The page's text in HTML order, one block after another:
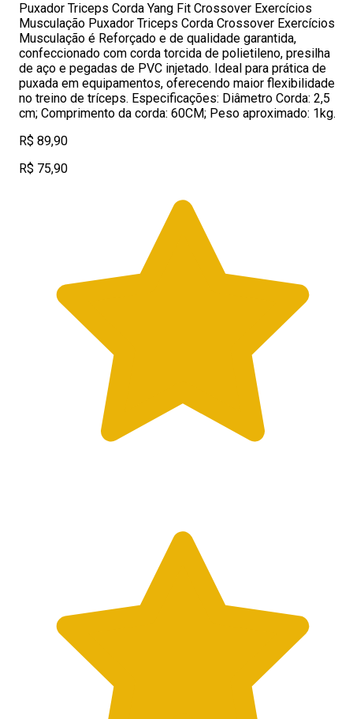
Puxador Triceps Corda Yang Fit Crossover Exercícios
Musculação Puxador Triceps Corda Crossover Exercícios
Musculação é Reforçado e de qualidade garantida,
confeccionado com corda torcida de polietileno, presilha
de aço e pegadas de PVC injetado. Ideal para prática de
puxada em equipamentos, oferecendo maior flexibilidade
no treino de tríceps. Especificações: Diâmetro Corda: 2,5
cm; Comprimento da corda: 60CM; Peso aproximado: 1kg.
R$ 89,90
R$ 75,90